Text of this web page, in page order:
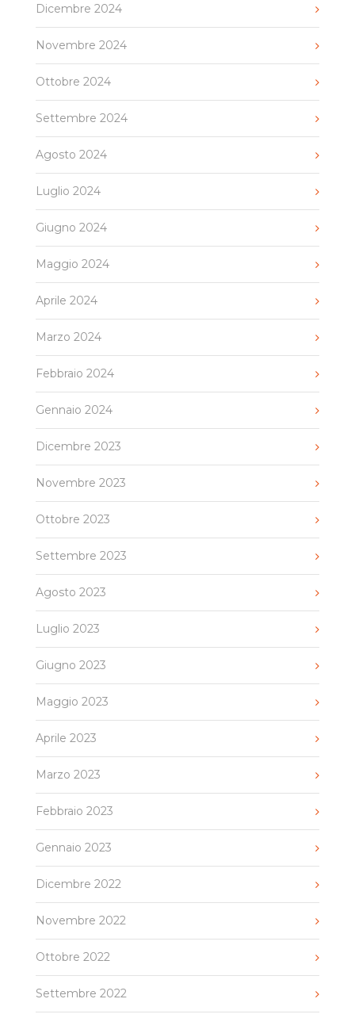
Dicembre 2024
Novembre 2024
Ottobre 2024
Settembre 2024
Agosto 2024
Luglio 2024
Giugno 2024
Maggio 2024
Aprile 2024
Marzo 2024
Febbraio 2024
Gennaio 2024
Dicembre 2023
Novembre 2023
Ottobre 2023
Settembre 2023
Agosto 2023
Luglio 2023
Giugno 2023
Maggio 2023
Aprile 2023
Marzo 2023
Febbraio 2023
Gennaio 2023
Dicembre 2022
Novembre 2022
Ottobre 2022
Settembre 2022